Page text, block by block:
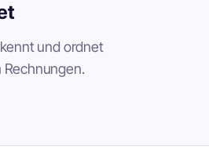
und ordnet